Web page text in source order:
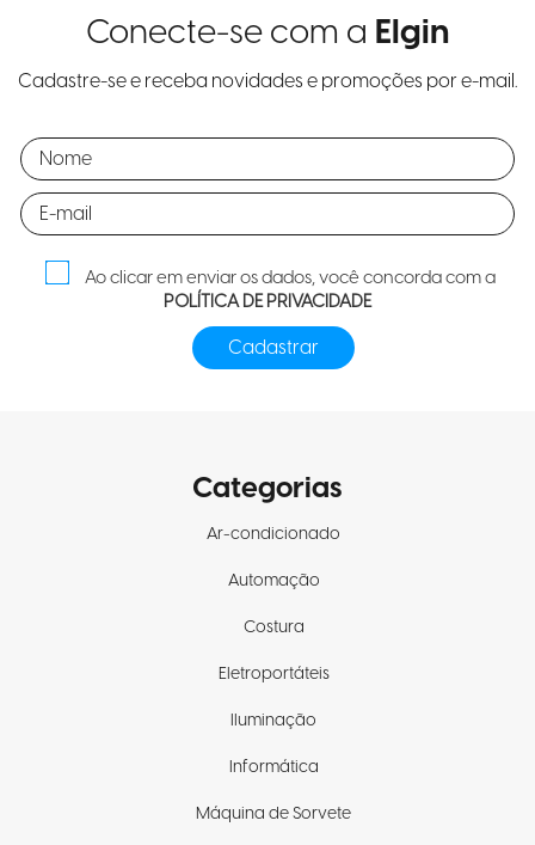
Conecte-se com a Elgin
Cadastre-se e receba novidades e promoções por e-mail.
Ao clicar em enviar os dados, você concorda com a
POLÍTICA DE PRIVACIDADE
Categorias
Ar-condicionado
Automação
Costura
Eletroportáteis
Iluminação
Informática
Máquina de Sorvete